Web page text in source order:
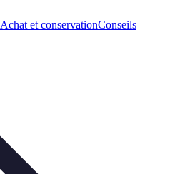
Achat et conservationConseils